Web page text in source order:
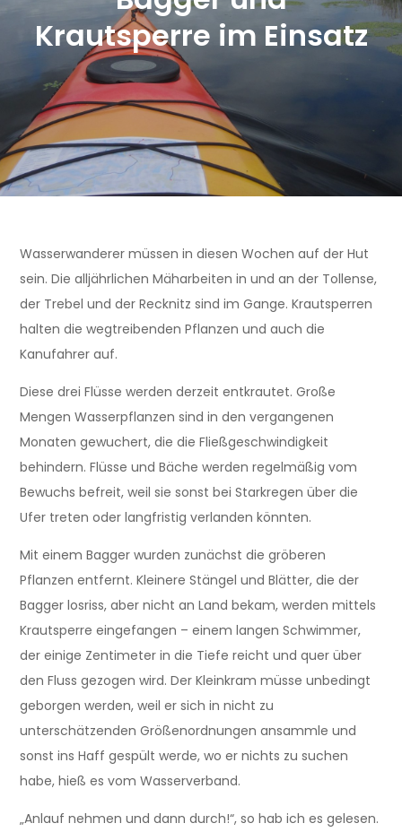
Krautsperre im Einsatz
Wasserwanderer müssen in diesen Wochen auf der Hut
sein. Die alljährlichen Mäharbeiten in und an der Tollense,
der Trebel und der Recknitz sind im Gange. Krautsperren
halten die weg­treibenden Pflanzen und auch die
Kanufahrer auf.
Diese drei Flüsse werden derzeit entkrautet. Große
Mengen Wasserpflanzen sind in den vergangenen
Monaten gewuchert, die die Fließgeschwindigkeit
behindern. Flüsse und Bäche werden regelmäßig vom
Bewuchs befreit, weil sie sonst bei Starkregen über die
Ufer treten oder langfristig verlanden könnten.
Mit einem Bagger wurden zunächst die gröberen
Pflanzen entfernt. Kleinere Stängel und Blätter, die der
Bagger losriss, aber nicht an Land bekam, werden mittels
Krautsperre eingefangen – einem langen Schwimmer,
der einige Zentimeter in die Tiefe reicht und quer über
den Fluss gezogen wird. Der Kleinkram müsse unbedingt
geborgen werden, weil er sich in nicht zu
unterschätzenden Größenordnungen ansammle und
sonst ins Haff gespült werde, wo er nichts zu suchen
habe, hieß es vom Wasserverband.
„Anlauf nehmen und dann durch!“, so hab ich es gelesen.